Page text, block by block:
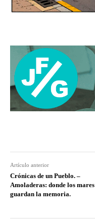
Artículo anterior
Crónicas de un Pueblo. –
Amoladeras: donde los mares
guardan la memoria.